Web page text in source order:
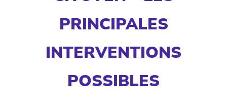
PRINCIPALES
INTERVENTIONS
POSSIBLES